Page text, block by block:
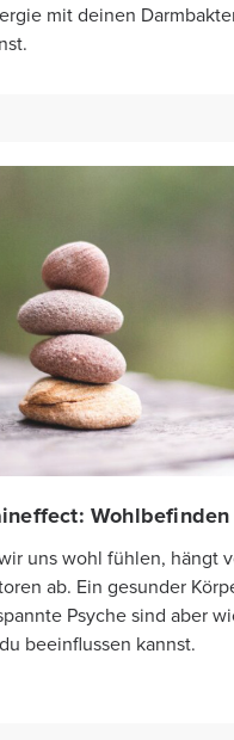
mit deinen
Wohlbefinden
uns wohl fühlen, hängt
ab. Ein gesunder
Psyche sind aber
beeinflussen kannst.